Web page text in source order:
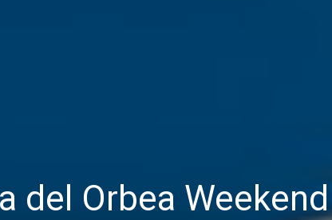
del Orbea Weekend